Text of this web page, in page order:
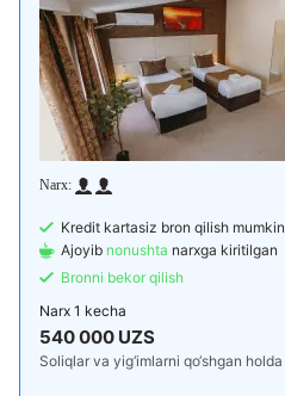
Kredit kartasiz bron qilish mumkin
Ajoyib nonushta narxga kiritilgan
Bronni bekor qilish
Narx 1 kecha
540 000 UZS
Soliqlar va yig‘imlarni qo‘shgan holda